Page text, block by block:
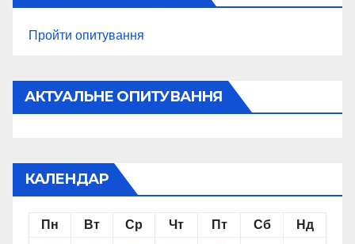
Пройти опитування
АКТУАЛЬНЕ ОПИТУВАННЯ
КАЛЕНДАР
Пн Вт Ср Чт Пт Сб Нд